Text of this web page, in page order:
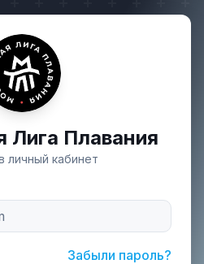
Лига Плавания
личный кабинет
Забыли пароль?